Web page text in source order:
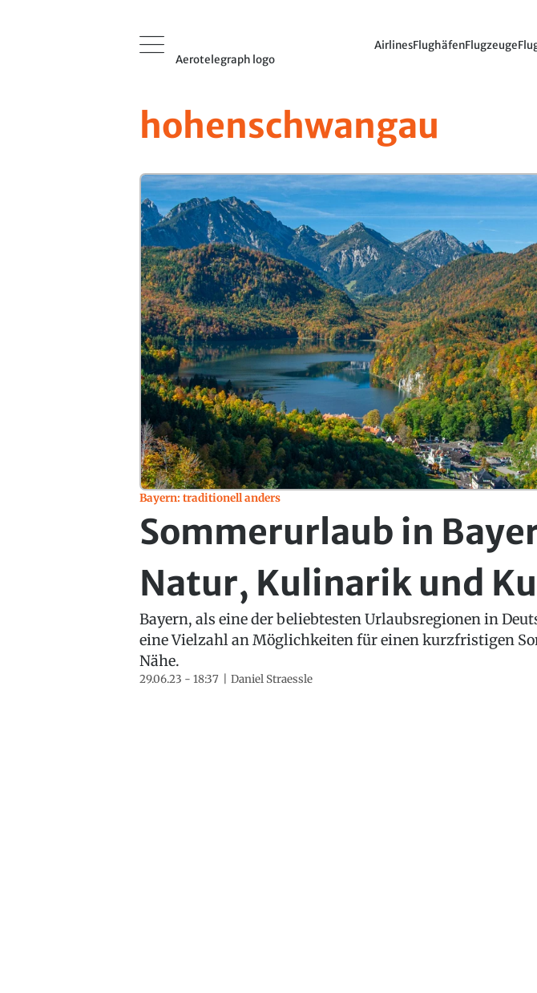
Aerotelegraph logo
AirlinesFlughäfenFlugzeuge
hohenschwangau
Bayern: traditionell anders
Sommerurlaub in
Natur, Kulinarik und
Bayern, als eine der beliebtesten Urlaubsregionen in
eine Vielzahl an Möglichkeiten für einen kurzfristigen
Nähe.
29.06.23 - 18:37 Daniel Straessle